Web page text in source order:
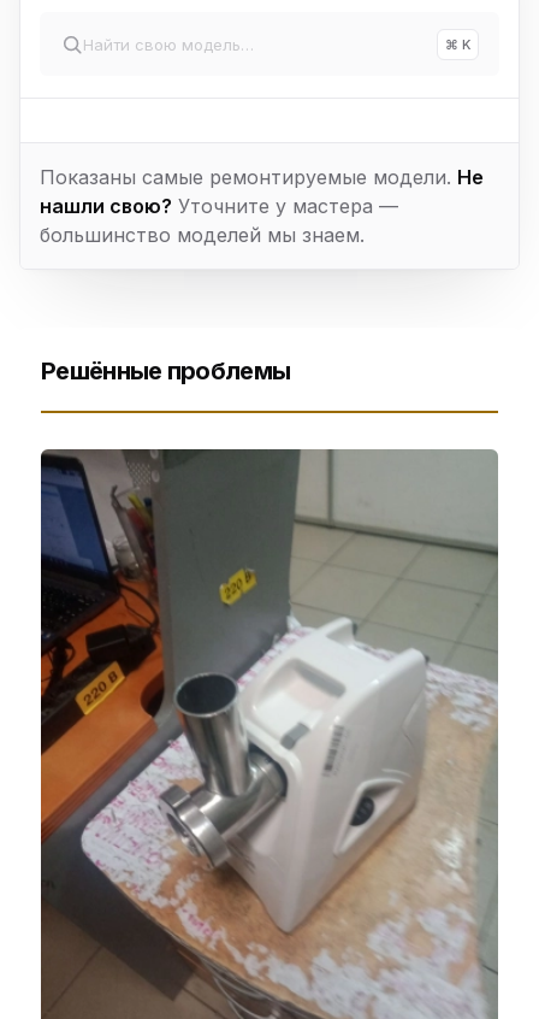
⌘ K
Показаны самые ремонтируемые модели. Не
нашли свою? Уточните у мастера —
большинство моделей мы знаем.
Решённые проблемы